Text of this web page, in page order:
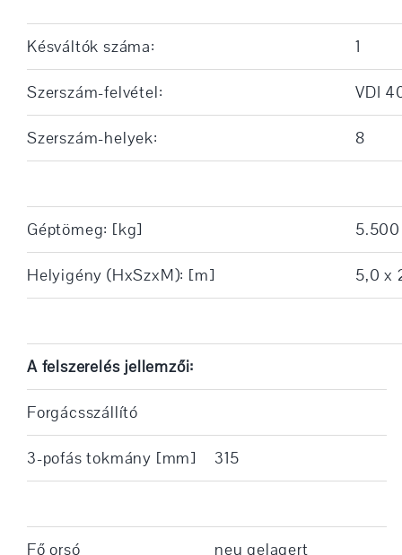
Késváltók száma: 1
Szerszám-felvétel: VDI
Szerszám-helyek: 8
Géptömeg: [kg] 5.500
Helyigény (HxSzxM): [m] 5,0 x
A felszerelés jellemzői:
Forgácsszállító
3-pofás tokmány [mm] 315
Fő orsó neu gelagert